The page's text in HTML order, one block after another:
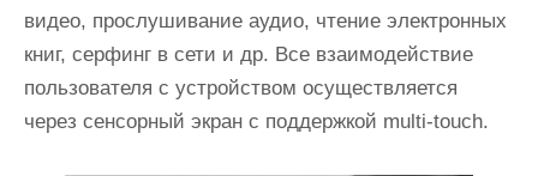
видео, прослушивание аудио, чтение электронных
книг, серфинг в сети и др. Все взаимодействие
пользователя с устройством осуществляется
через сенсорный экран с поддержкой multi-touch.